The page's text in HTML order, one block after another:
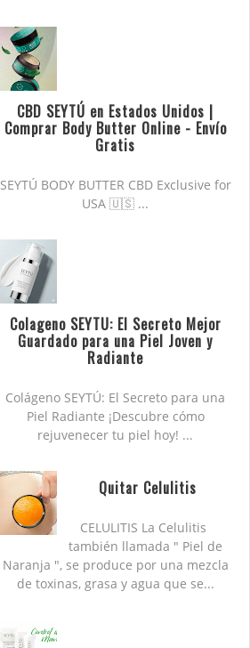
CBD SEYTÚ en Estados Unidos |
Comprar Body Butter Online - Envío
Gratis
SEYTÚ BODY BUTTER CBD Exclusive for
USA 🇺🇸 ...
Colageno SEYTU: El Secreto Mejor
Guardado para una Piel Joven y
Radiante
Colágeno SEYTÚ: El Secreto para una
Piel Radiante ¡Descubre cómo
rejuvenecer tu piel hoy! ...
Quitar Celulitis
CELULITIS La Celulitis
también llamada " Piel de
Naranja ", se produce por una mezcla
de toxinas, grasa y agua que se...